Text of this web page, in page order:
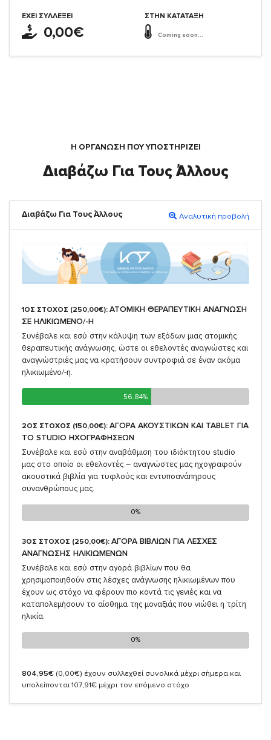
ΈΧΕΙ ΣΥΛΛΈΞΕΙ
0,00€
ΣΤΗΝ ΚΑΤΆΤΑΞΗ
Coming soon...
Η ΟΡΓΆΝΩΣΗ ΠΟΥ ΥΠΟΣΤΗΡΙΖΕΙ
Διαβάζω Για Τους Άλλους
Διαβάζω Για Τους Άλλους Αναλυτική προβολή
1ΟΣ ΣΤΟΧΟΣ (250,00€): ΑΤΟΜΙΚΗ ΘΕΡΑΠΕΥΤΙΚΗ ΑΝΑΓΝΩΣΗ
ΣΕ ΗΛΙΚΙΩΜΕΝΟ/-Η
Συνέβαλε και εσύ στην κάλυψη των εξόδων μιας ατομικής
θεραπευτικής ανάγνωσης, ώστε οι εθελοντές αναγνώστες και
αναγνώστριές μας να κρατήσουν συντροφιά σε έναν ακόμα
ηλικιωμένο/-η.
56.84%
56.84%
2ΟΣ ΣΤΟΧΟΣ (150,00€): ΑΓΟΡΑ ΑΚΟΥΣΤΙΚΩΝ ΚΑΙ TABLET ΓΙΑ
TO STUDIO ΗΧΟΓΡΑΦΗΣΕΩΝ
Συνέβαλε και εσύ στην αναβάθμιση του ιδιόκτητου studio
μας στο οποίο οι εθελοντές – αναγνώστες μας ηχογραφούν
ακουστικά βιβλία για τυφλούς και εντυποανάπηρους
συνανθρώπους μας.
0%
0%
3ΟΣ ΣΤΟΧΟΣ (250,00€): ΑΓΟΡΑ ΒΙΒΛΙΩΝ ΓΙΑ ΛΕΣΧΕΣ
ΑΝΑΓΝΩΣΗΣ ΗΛΙΚΙΩΜΕΝΩΝ
Συνέβαλε και εσύ στην αγορά βιβλίων που θα
χρησιμοποιηθούν στις λέσχες ανάγνωσης ηλικιωμένων που
έχουν ως στόχο να φέρουν πιο κοντά τις γενιές και να
καταπολεμήσουν το αίσθημα της μοναξιάς που νιώθει η τρίτη
ηλικία.
0%
0%
804,95€ (0,00€) έχουν συλλεχθεί συνολικά μέχρι σήμερα και
υπολείπονται 107,91€ μέχρι τον επόμενο στόχο